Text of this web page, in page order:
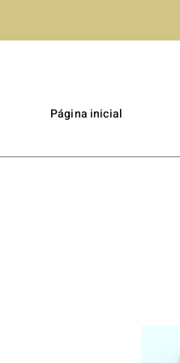
Página inicial